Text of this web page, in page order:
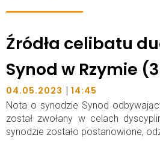
Źródła celibatu
Synod w Rzymie
04.05.2023 | 14:45
Nota o synodzie Synod
został zwołany w celach
synodzie zostało postanowione,